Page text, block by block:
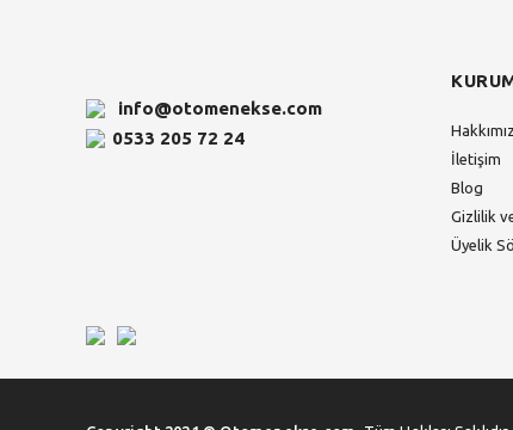
info@otomenekse.com
0533 205 72 24
İletişim
Blog
Gizlilik
Üyelik